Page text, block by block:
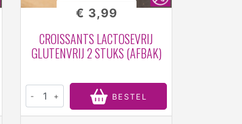
CROISSANTS LACTOSEVRIJ
GLUTENVRIJ 2 STUKS (AFBAK)
€ 3,99
- + BESTEL